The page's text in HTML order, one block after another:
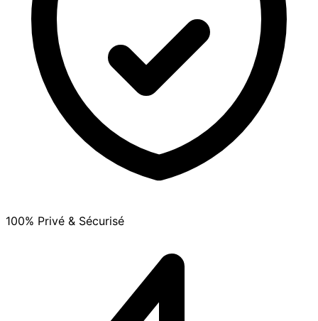
100% Privé & Sécurisé